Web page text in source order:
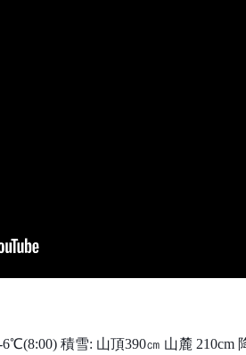
積雪: 山頂390㎝ 山麓 210cm